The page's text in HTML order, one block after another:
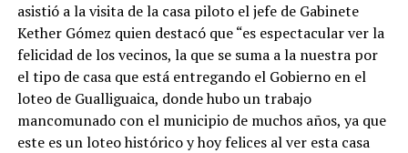
asistió a la visita de la casa piloto el jefe de Gabinete
Kether Gómez quien destacó que “es espectacular ver la
felicidad de los vecinos, la que se suma a la nuestra por
el tipo de casa que está entregando el Gobierno en el
loteo de Gualliguaica, donde hubo un trabajo
mancomunado con el municipio de muchos años, ya que
este es un loteo histórico y hoy felices al ver esta casa